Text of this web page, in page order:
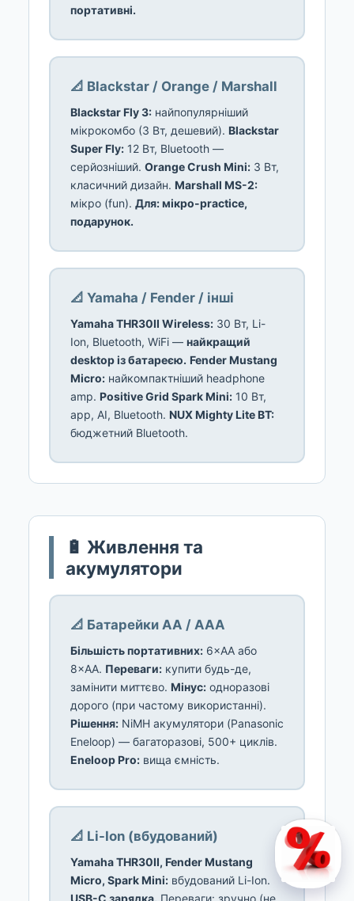
портативні.
📐 Blackstar / Orange / Marshall
Blackstar Fly 3: найпопулярніший
мікрокомбо (3 Вт, дешевий). Blackstar
Super Fly: 12 Вт, Bluetooth —
серйозніший. Orange Crush Mini: 3 Вт,
класичний дизайн. Marshall MS-2:
мікро (fun). Для: мікро-practice,
подарунок.
📐 Yamaha / Fender / інші
Yamaha THR30II Wireless: 30 Вт, Li-
Ion, Bluetooth, WiFi — найкращий
desktop із батареєю. Fender Mustang
Micro: найкомпактніший headphone
amp. Positive Grid Spark Mini: 10 Вт,
app, AI, Bluetooth. NUX Mighty Lite BT:
бюджетний Bluetooth.
🔋 Живлення та
акумулятори
📐 Батарейки AA / AAA
Більшість портативних: 6×AA або
8×AA. Переваги: купити будь-де,
замінити миттєво. Мінус: одноразові
дорого (при частому використанні).
Рішення: NiMH акумулятори (Panasonic
Eneloop) — багаторазові, 500+ циклів.
Eneloop Pro: вища ємність.
📐 Li-Ion (вбудований)
Yamaha THR30II, Fender Mustang
Micro, Spark Mini: вбудований Li-Ion.